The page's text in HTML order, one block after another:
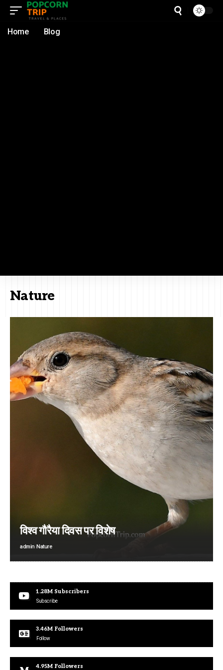
Home Blog
Nature
विश्व गौरैया दिवस पर विशेष
admin Nature
1.28M Subscribers
Subscribe
3.46M Followers
Follow
4.95M Followers